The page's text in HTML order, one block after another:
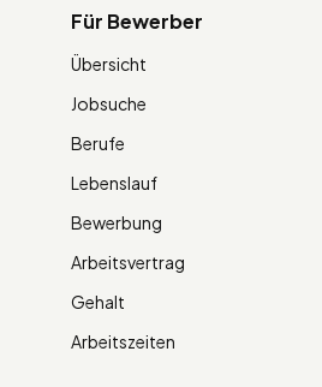
Für Bewerber
Übersicht
Jobsuche
Berufe
Lebenslauf
Bewerbung
Arbeitsvertrag
Gehalt
Arbeitszeiten